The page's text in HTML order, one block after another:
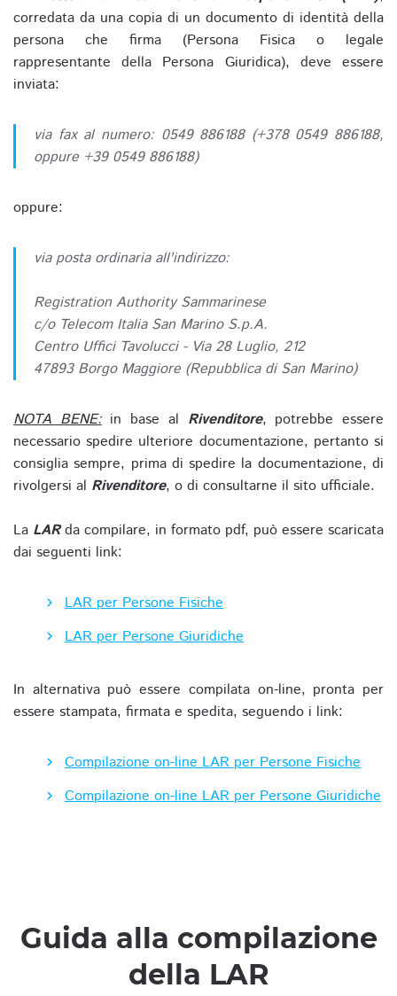
corredata da una copia di un documento di identità della
persona che firma (Persona Fisica o legale
rappresentante della Persona Giuridica), deve essere
inviata:
via fax al numero: 0549 886188 (+378 0549 886188,
oppure +39 0549 886188)
oppure:
via posta ordinaria all'indirizzo:
Registration Authority Sammarinese
c/o Telecom Italia San Marino S.p.A.
Centro Uffici Tavolucci - Via 28 Luglio, 212
47893 Borgo Maggiore (Repubblica di San Marino)
NOTA BENE:in base al Rivenditore, potrebbe essere
necessario spedire ulteriore documentazione, pertanto si
consiglia sempre, prima di spedire la documentazione, di
rivolgersi al Rivenditore, o di consultarne il sito ufficiale.
La LARda compilare, in formato pdf, può essere scaricata
dai seguenti link:
LAR per Persone Fisiche
LAR per Persone Giuridiche
In alternativa può essere compilata on-line, pronta per
essere stampata, firmata e spedita, seguendo i link:
Compilazione on-line LAR per Persone Fisiche
Compilazione on-line LAR per Persone Giuridiche
Guida alla compilazione
della LAR